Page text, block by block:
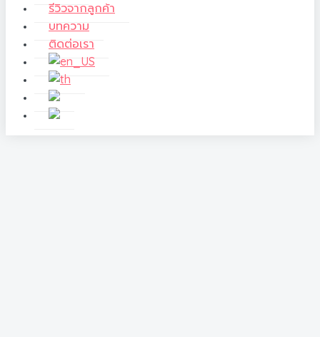
รีวิวจากลูกค้า
บทความ
ติดต่อเรา